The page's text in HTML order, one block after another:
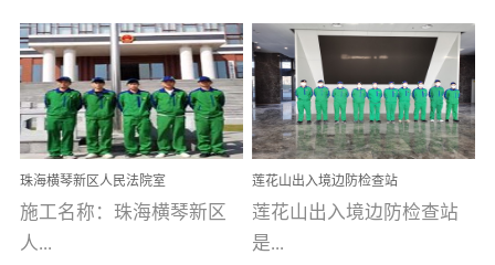
求。资质优势团队优势分
支优势优吸环保是一棵正
茁壮成长的树，只要我们
人人都爱护她、珍惜她、
她将越来越枝繁叶茂，终
将会成为一棵参天大树！
优吸环保截止2020年拥有
全国600家网点分支机构。
【东莞美豪雅致酒店】室
内空气治理项目东莞美豪
雅致酒店 东莞美豪雅
致酒店是为中高端人士...
学广州校区室内空气治
理 工程案例地址：广
州南沙区·香港科技大学(广
州)校区 工程案...
珠海横琴新区人民法院室
内除甲醛空气治理项目
施工名称：珠海横琴新区
人...
莲花山出入境边防检查站
室内除甲醛空气治理项目
莲花山出入境边防检查站
是...